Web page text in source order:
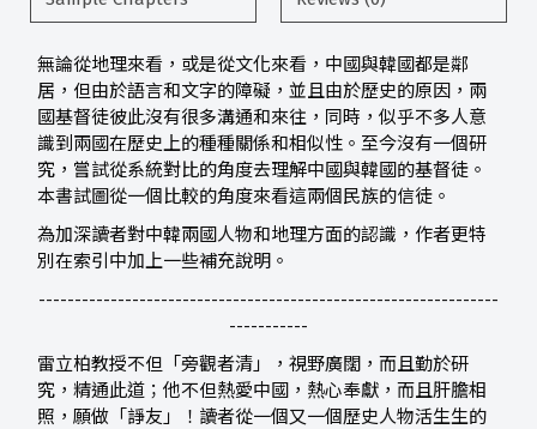
無論從地理來看，或是從文化來看，中國與韓國都是鄰
居，但由於語言和文字的障礙，並且由於歷史的原因，兩
國基督徒彼此沒有很多溝通和來往，同時，似乎不多人意
識到兩國在歷史上的種種關係和相似性。至今沒有一個研
究，嘗試從系統對比的角度去理解中國與韓國的基督徒。
本書試圖從一個比較的角度來看這兩個民族的信徒。
為加深讀者對中韓兩國人物和地理方面的認識，作者更特
別在索引中加上一些補充說明。
----------------------------------------------------------------
-----------
雷立柏教授不但「旁觀者清」，視野廣闊，而且勤於研
究，精通此道；他不但熱愛中國，熱心奉獻，而且肝膽相
照，願做「諍友」！讀者從一個又一個歷史人物活生生的